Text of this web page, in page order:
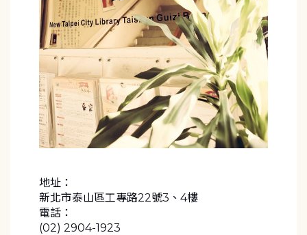
地址：
新北市泰山區工專路22號3、4樓
電話：
(02) 2904-1923